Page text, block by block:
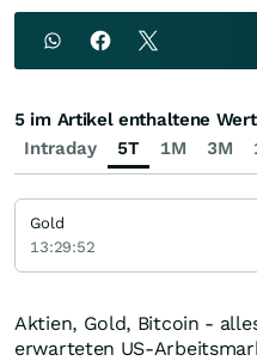
Aktien, Gold, Bitcoin -
erwarteten US-
Intraday 5T 1M 3M
5 im Artikel enthaltene
Gold
13:29:52